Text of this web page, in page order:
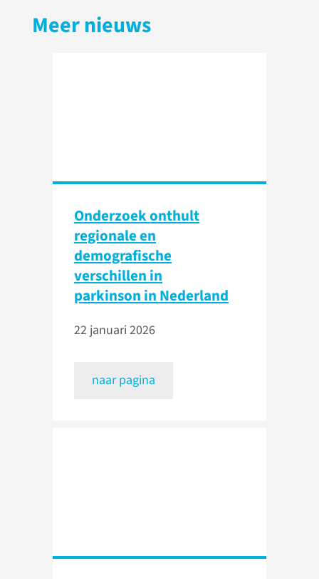
Meer nieuws
Onderzoek onthult
regionale en
demografische
verschillen in
parkinson in Nederland
22 januari 2026
naar pagina